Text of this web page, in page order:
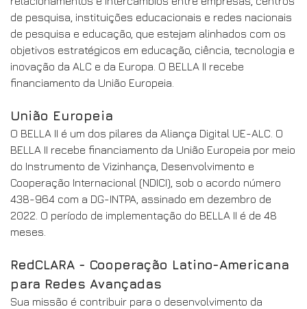
de pesquisa, instituições educacionais e redes nacionais
de pesquisa e educação, que estejam alinhados com os
objetivos estratégicos em educação, ciência, tecnologia e
inovação da ALC e da Europa. O BELLA II recebe
financiamento da União Europeia.
União Europeia
O BELLA II é um dos pilares da Aliança Digital UE-ALC. O
BELLA II recebe financiamento da União Europeia por meio
do Instrumento de Vizinhança, Desenvolvimento e
Cooperação Internacional (NDICI), sob o acordo número
438-964 com a DG-INTPA, assinado em dezembro de
2022. O período de implementação do BELLA II é de 48
meses.
RedCLARA - Cooperação Latino-Americana
para Redes Avançadas
Sua missão é contribuir para o desenvolvimento da